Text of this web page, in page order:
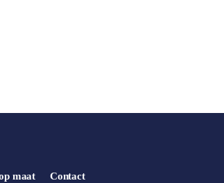
maat Contact